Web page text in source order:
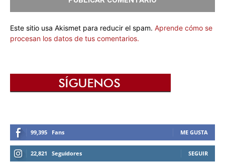
Este sitio usa Akismet para reducir el spam. Aprende cómo se
procesan los datos de tus comentarios.
99,395 Fans ME GUSTA
22,821 Seguidores SEGUIR